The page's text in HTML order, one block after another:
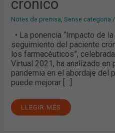
crónico
Notes de premsa ,Sense categoria /
• La ponencia “Impacto de
seguimiento del paciente
los farmacéuticos”,
Virtual 2021, ha analizado
pandemia en el abordaje del
puede mejorar […]
LLEGIR MÉS